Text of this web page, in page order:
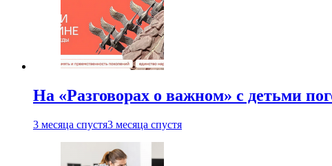
На «Разговорах о важном» с детьми
3 месяца спустя3 месяца спустя